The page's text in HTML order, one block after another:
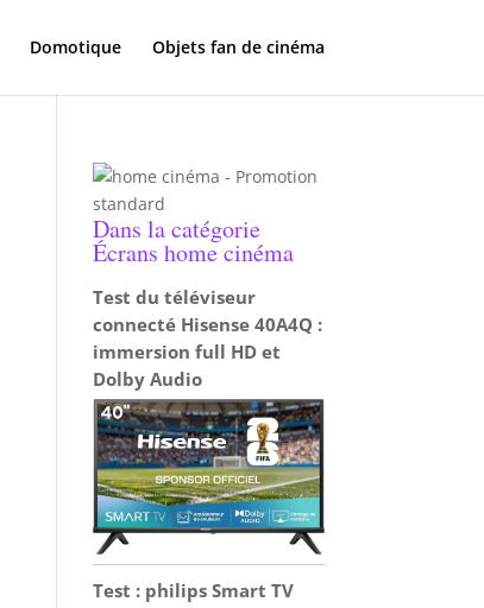
Domotique Objets fan de cinéma
Dans la catégorie
Écrans home cinéma
Test du téléviseur
connecté Hisense 40A4Q :
immersion full HD et
Dolby Audio
Test : philips Smart TV